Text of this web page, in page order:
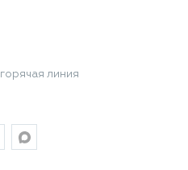
горячая линия